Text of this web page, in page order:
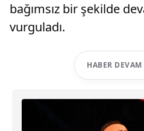
bağımsız bir şekilde
vurguladı.
HABER